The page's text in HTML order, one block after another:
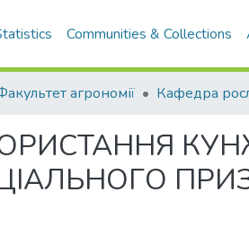
Communities & Collections
агрономії